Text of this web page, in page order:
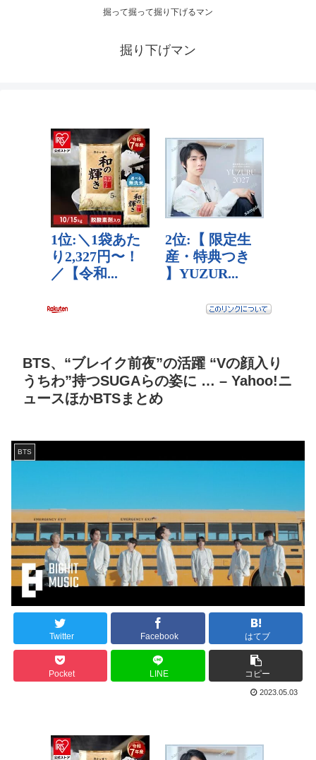
掘って掘って掘り下げるマン
掘り下げマン
BTS、“ブレイク前夜”の活躍 “Vの顔入り
うちわ”持つSUGAらの姿に … – Yahoo!ニ
ュースほかBTSまとめ
BTS
Twitter Facebook はてブ
Pocket LINE コピー
2023.05.03